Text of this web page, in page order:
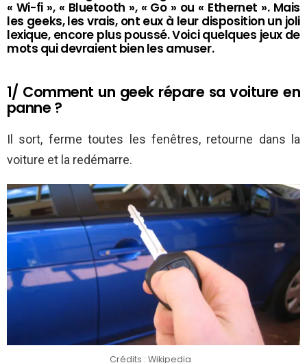
« Wi-fi », « Bluetooth », « Go » ou « Ethernet ». Mais
les geeks, les vrais, ont eux à leur disposition un joli
lexique, encore plus poussé. Voici quelques jeux de
mots qui devraient bien les amuser.
1/ Comment un geek répare sa voiture en
panne ?
Il sort, ferme toutes les fenêtres, retourne dans la
voiture et la redémarre.
Crédits : Wikipedia